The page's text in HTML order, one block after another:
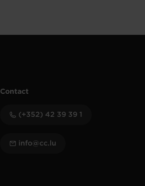
Contact
(+352) 42 39 39 1
info@cc.lu